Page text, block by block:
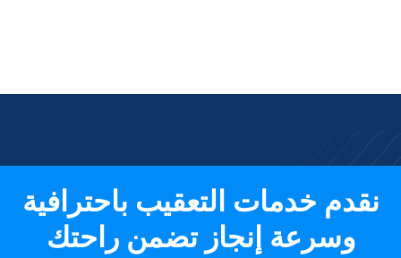
نقدم خدمات التعقيب باحترافية
وسرعة إنجاز تضمن راحتك